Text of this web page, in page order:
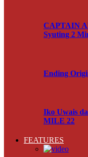
CAPTAIN
Syuting 2
Ending
Iko Uwais
MILE 22
FEATURES